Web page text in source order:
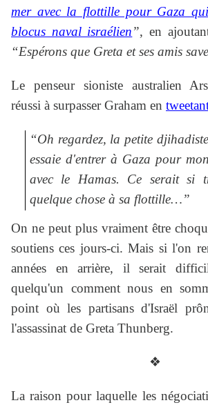
mer avec la flottille pour Gaza
blocus naval israélien”, en
“Espérons que Greta et ses amis
Le penseur sioniste australien
réussi à surpasser Graham en
“Oh regardez, la petite
essaie d'entrer à Gaza pour
avec le Hamas. Ce serait si
quelque chose à sa flottille…”
On ne peut plus vraiment être
soutiens ces jours-ci. Mais si l'on
années en arrière, il serait
quelqu'un comment nous en
point où les partisans d'Israël
l'assassinat de Greta Thunberg.
❖
La raison pour laquelle les